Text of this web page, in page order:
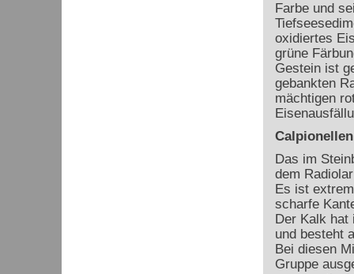
Farbe und
oxidiertes
grüne
Gestein ist
gebankten
mächtigen
Das im
dem
Es ist
scharfe
Der Kalk hat
und besteht
Bei diesen
Gruppe